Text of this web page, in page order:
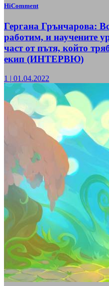
HiComment
Гергана Грънчарова:
работим, и научените
част от пътя, който
екип (ИНТЕРВЮ)
1 | 01.04.2022